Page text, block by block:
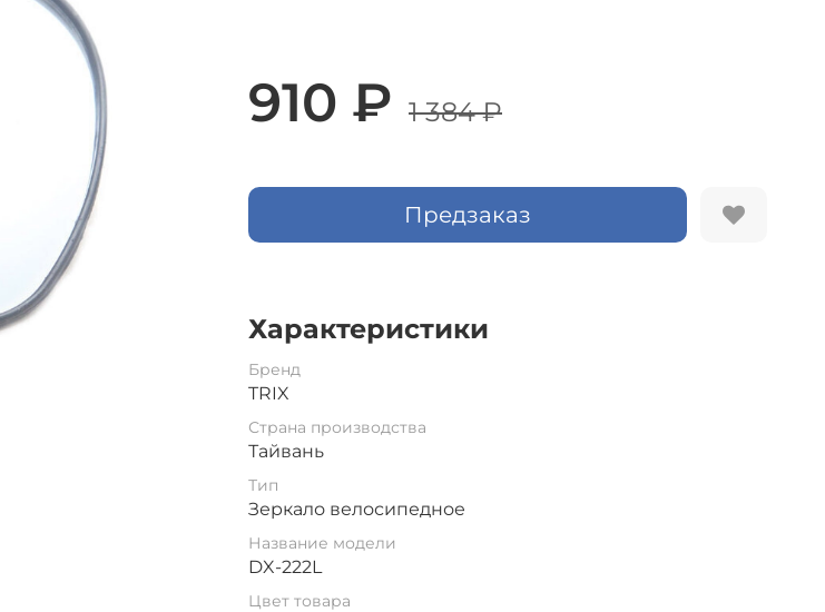
910 ₽ 1 384 ₽
Предзаказ
Характеристики
Бренд
TRIX
Страна производства
Тайвань
Тип
Зеркало велосипедное
Название модели
DX-222L
Цвет товара